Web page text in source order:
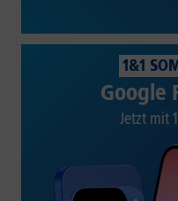
1&1
Google
Jetzt mit